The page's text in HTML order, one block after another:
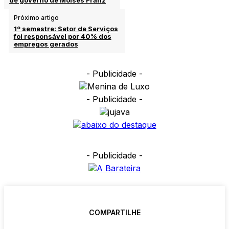
Próximo artigo
1º semestre: Setor de Serviços
foi responsável por 40% dos
empregos gerados
- Publicidade -
- Publicidade -
- Publicidade -
COMPARTILHE